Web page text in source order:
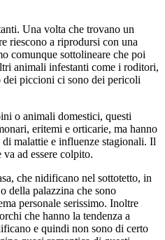
Una volta che trovano un
riescono a riprodursi con una
comunque sottolineare che poi
animali infestanti come i roditori,
dei piccioni ci sono dei pericoli
o animali domestici, questi
eritemi e orticarie, ma hanno
malattie e influenze stagionali. Il
ad essere colpito.
che nidificano nel sottotetto, in
della palazzina che sono
personale serissimo. Inoltre
che hanno la tendenza a
e quindi non sono di certo